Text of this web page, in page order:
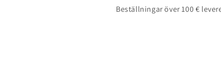
Beställningar över 100 €